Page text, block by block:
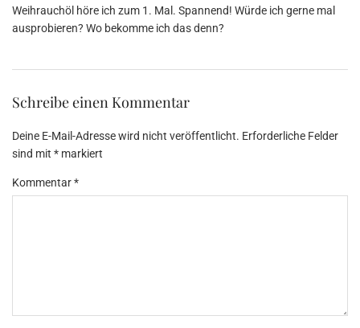
Weihrauchöl höre ich zum 1. Mal. Spannend! Würde ich gerne mal
ausprobieren? Wo bekomme ich das denn?
Schreibe einen Kommentar
Deine E-Mail-Adresse wird nicht veröffentlicht. Erforderliche Felder
sind mit * markiert
Kommentar*